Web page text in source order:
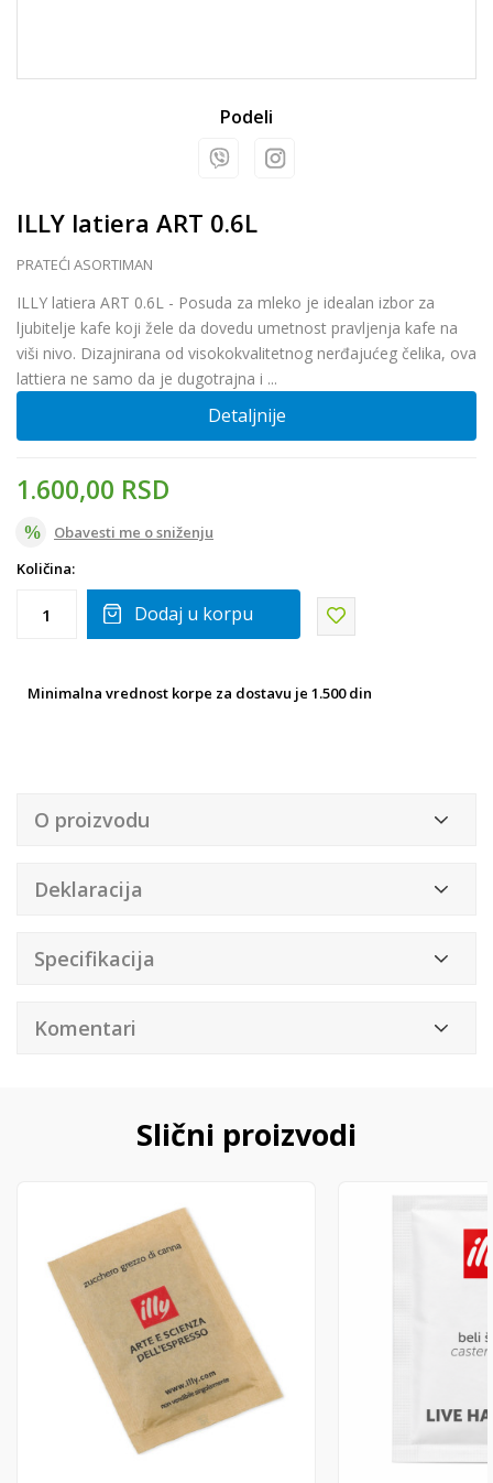
Podeli
ILLY latiera ART 0.6L
PRATEĆI ASORTIMAN
ILLY latiera ART 0.6L - Posuda za mleko je idealan izbor za
ljubitelje kafe koji žele da dovedu umetnost pravljenja kafe na
viši nivo. Dizajnirana od visokokvalitetnog nerđajućeg čelika, ova
lattiera ne samo da je dugotrajna i ...
Detaljnije
1.600,00 RSD
Obavesti me o sniženju
Količina:
Dodaj u korpu
Minimalna vrednost korpe za dostavu je 1.500 din
O proizvodu
Deklaracija
Specifikacija
Komentari
Slični proizvodi